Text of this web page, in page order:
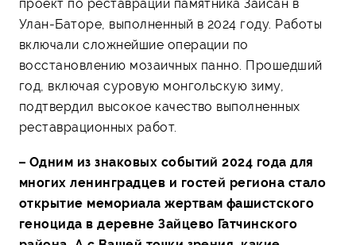
проект по реставрации памятника Зайсан в
Улан-Баторе, выполненный в 2024 году. Работы
включали сложнейшие операции по
восстановлению мозаичных панно. Прошедший
год, включая суровую монгольскую зиму,
подтвердил высокое качество выполненных
реставрационных работ.
– Одним из знаковых событий 2024 года для
многих ленинградцев и гостей региона стало
открытие мемориала жертвам фашистского
геноцида в деревне Зайцево Гатчинского